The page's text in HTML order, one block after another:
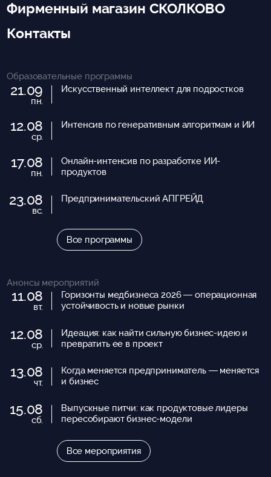
Фирменный магазин СКОЛКОВО
Контакты
Образовательные программы
21.09
пн.
Искусственный интеллект для подростков
12.08
ср.
Интенсив по генеративным алгоритмам и ИИ
17.08
пн.
Онлайн-интенсив по разработке ИИ-
продуктов
23.08
вс.
Предпринимательский АПГРЕЙД
Все программы
Анонсы мероприятий
11.08
вт.
Горизонты медбизнеса 2026 — операционная
устойчивость и новые рынки
12.08
ср.
Идеация: как найти сильную бизнес-идею и
превратить ее в проект
13.08
чт.
Когда меняется предприниматель — меняется
и бизнес
15.08
сб.
Выпускные питчи: как продуктовые лидеры
пересобирают бизнес-модели
Все мероприятия